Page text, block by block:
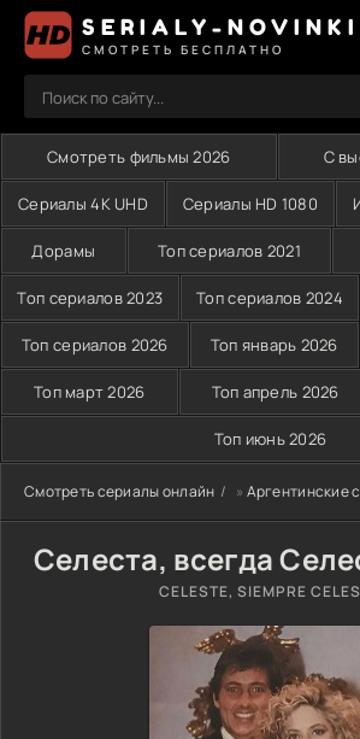
SERIALY-NOVINKI
СМОТРЕТЬ БЕСПЛАТНО
Смотреть фильмы 2026 С
Сериалы 4K UHD Сериалы HD 1080
Дорамы Топ сериалов 2021
Топ сериалов 2023 Топ сериалов 2024
Топ сериалов 2026 Топ январь 2026
Топ март 2026 Топ апрель 2026
Топ июнь 2026
Смотреть сериалы онлайн » Аргентинские
Селеста, всегда
CELESTE, SIEMPRE